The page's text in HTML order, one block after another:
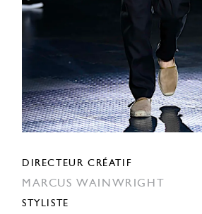
DIRECTEUR CRÉATIF
MARCUS WAINWRIGHT
STYLISTE